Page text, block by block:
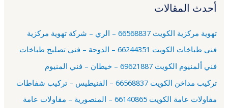
ث
ن
:
أحدث المقالات
تهوية مركزية الكويت 66568837 – الري – شركة تهوية مركزية
فني طباخات الكويت 66244351 – الدوحة – فني تصليح طباخات
فني ألمنيوم الكويت 69621887 – خيطان – فني المنيوم
تركيب مداخن الكويت 66568837 – الفنيطيس – تركيب شفاطات
مقاولات عامة الكويت 66140865 – المنصورية – مقاولات عامة